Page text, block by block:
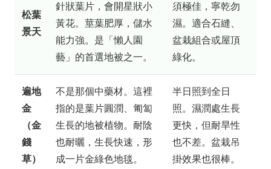
松葉
景天
針狀葉片，會開星狀小
黃花。莖葉肥厚，儲水
能力強。是「懶人園
藝」的首選地被之一。
須極佳，寧乾勿
濕。適合石縫、
盆栽組合或屋頂
綠化。
遍地
金
（金
錢
草）
不是那個中藥材。這裡
指的是葉片圓潤、匍匐
生長的地被植物。耐陰
也耐曬，生長快速，形
成一片金綠色地毯。
半日照到全日
照。濕潤處生長
更快，但耐旱性
也不差。盆栽吊
掛效果也很棒。